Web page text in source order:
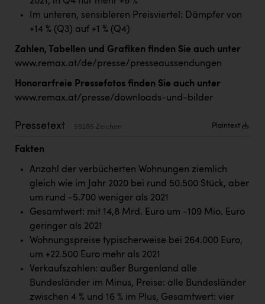
SCHMACHTL GmbH
Schwingshandl - automation technology gmbh
Seher + Partner
TCL
Vier Diamanten
Vorlagenportal
Wir besiegen Krebs
Wirtschaftskammer OÖ
ZGONC
ZULuft - Zukunft Luft Austria
Im unteren, sensibleren Preisviertel: Dämpfer von
+14 % (Q3) auf +1 % (Q4)
Zahlen, Tabellen und Grafiken finden Sie auch unter
www.remax.at/de/presse/presseaussendungen
Honorarfreie Pressefotos finden Sie auch unter
www.remax.at/presse/downloads-und-bilder
Pressetext 59285 Zeichen Plaintext
Fakten
Anzahl der verbücherten Wohnungen ziemlich
gleich wie im Jahr 2020 bei rund 50.500 Stück, aber
um rund -5.700 weniger als 2021
Gesamtwert: mit 14,8 Mrd. Euro um -109 Mio. Euro
geringer als 2021
Wohnungspreise typischerweise bei 264.000 Euro,
um +22.500 Euro mehr als 2021
Verkaufszahlen: außer Burgenland alle
Bundesländer im Minus, Preise: alle Bundesländer
zwischen 4 % und 16 % im Plus, Gesamtwert: vier